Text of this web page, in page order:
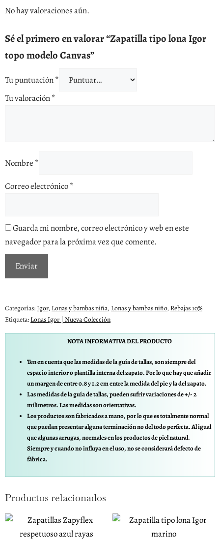
No hay valoraciones aún.
Sé el primero en valorar “Zapatilla tipo lona Igor
topo modelo Canvas”
Tu puntuación*
Tu valoración*
Nombre *
Correo electrónico*
Guarda mi nombre, correo electrónico y web en este
navegador para la próxima vez que comente.
Categorías: Igor, Lonas y bambas niña, Lonas y bambas niño, Rebajas 10%
Etiqueta: Lonas Igor | Nueva Colección
NOTA INFORMATIVA DEL PRODUCTO
Ten en cuenta que las medidas de la guía de tallas, son siempre del
espacio interior o plantilla interna del zapato. Por lo que hay que añadir
un margen de entre 0.8 y 1.2 cm entre la medida del pie y la del zapato.
Las medidas de la guía de tallas, pueden sufrir variaciones de +/- 2
milímetros. Las medidas son orientativas.
Los productos son fabricados a mano, por lo que es totalmente normal
que puedan presentar alguna terminación no del todo perfecta. Al igual
que algunas arrugas, normales en los productos de piel natural.
Siempre y cuando no influya en el uso, no se considerará defecto de
fábrica.
Productos relacionados